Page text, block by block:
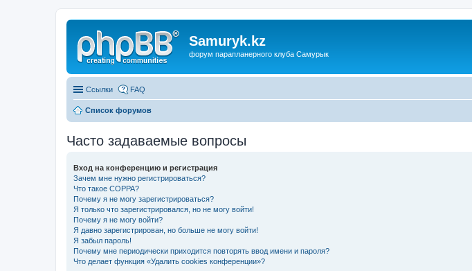
Samuryk.kz
форум парапланерного клуба Самурык
Ссылки FAQ
Список форумов
Часто задаваемые вопросы
Вход на конференцию и регистрация
Зачем мне нужно регистрироваться?
Что такое COPPA?
Почему я не могу зарегистрироваться?
Я только что зарегистрировался, но не могу войти!
Почему я не могу войти?
Я давно зарегистрирован, но больше не могу войти!
Я забыл пароль!
Почему мне периодически приходится повторять ввод имени и пароля?
Что делает функция «Удалить cookies конференции»?